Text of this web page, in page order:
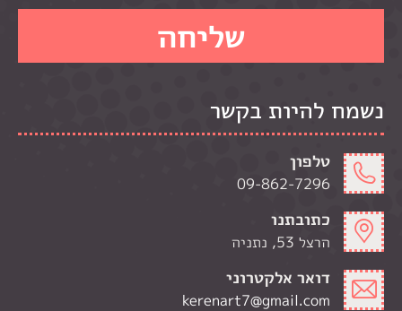
נשמח להיות בקשר
טלפון
09-862-7296
כתובתנו
הרצל 53, נתניה
דואר אלקטרוני
kerenart7@gmail.com